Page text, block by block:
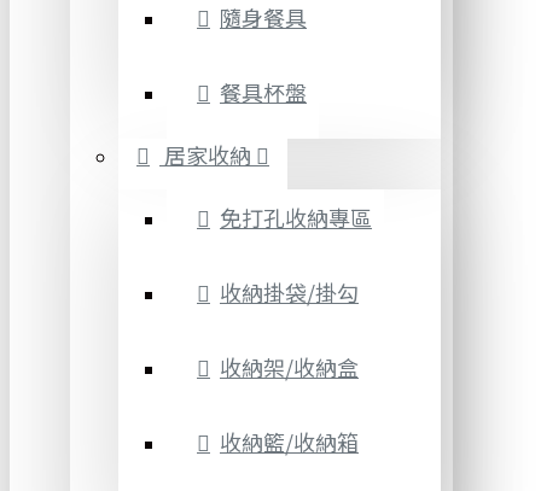
隨身餐具
餐具杯盤
居家收納
免打孔收納專區
收納掛袋/掛勾
收納架/收納盒
收納籃/收納箱